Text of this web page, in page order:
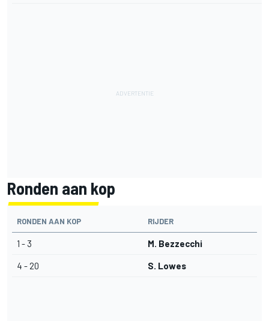
Ronden aan kop
RONDEN AAN KOP RIJDER
1 - 3 M. Bezzecchi
4 - 20 S. Lowes